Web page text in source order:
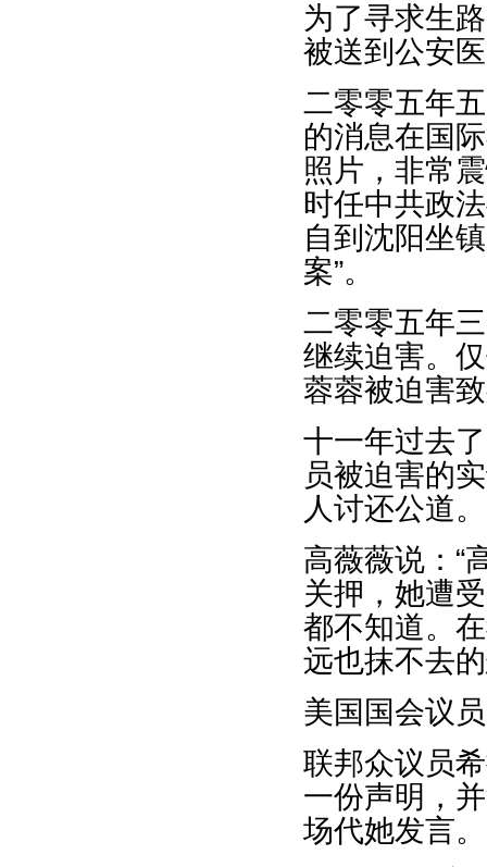
为了寻求生
被送到公安
二零零五年
的消息在国
照片，非常
时任中共政
自到沈阳坐
案”。
二零零五年
继续迫害。
蓉蓉被迫害
十一年过去
员被迫害的
人讨还公道。
高薇薇说：“
关押，她遭
都不知道。
远也抹不去
美国国会议
联邦众议员
一份声明，
场代她发言。